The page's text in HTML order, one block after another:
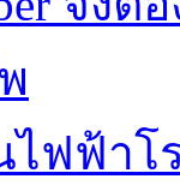
ไฟฟ้า